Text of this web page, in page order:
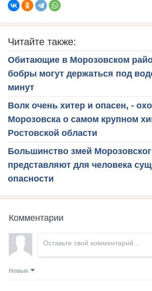
Читайте также:
Обитающие в Морозовском
бобры могут держаться под
минут
Волк очень хитер и опасен, -
Морозовска о самом крупном
Ростовской области
Большинство змей
представляют для человека
опасности
Комментарии
Новые